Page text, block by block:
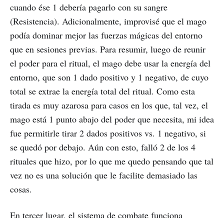
cuando ése 1 debería pagarlo con su sangre
(Resistencia). Adicionalmente, improvisé que el mago
podía dominar mejor las fuerzas mágicas del entorno
que en sesiones previas. Para resumir, luego de reunir
el poder para el ritual, el mago debe usar la energía del
entorno, que son 1 dado positivo y 1 negativo, de cuyo
total se extrae la energía total del ritual. Como esta
tirada es muy azarosa para casos en los que, tal vez, el
mago está 1 punto abajo del poder que necesita, mi idea
fue permitirle tirar 2 dados positivos vs. 1 negativo, si
se quedó por debajo. Aún con esto, falló 2 de los 4
rituales que hizo, por lo que me quedo pensando que tal
vez no es una solución que le facilite demasiado las
cosas.
En tercer lugar, el sistema de combate funciona